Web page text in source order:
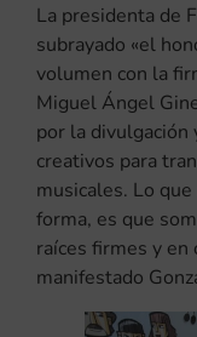
La presidenta de
subrayado «el
volumen con la
Miguel Ángel
por la divulgación
creativos para
musicales. Lo
forma, es que
raíces firmes y en
manifestado